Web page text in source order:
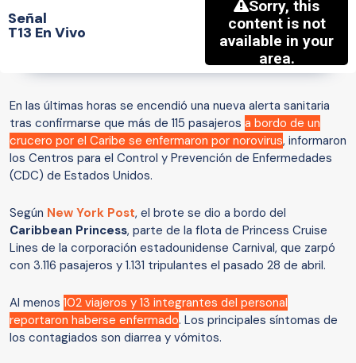
Señal
T13 En Vivo
En las últimas horas se encendió una nueva alerta sanitaria
tras confirmarse que más de 115 pasajeros a bordo de un
crucero por el Caribe se enfermaron por norovirus, informaron
los Centros para el Control y Prevención de Enfermedades
(CDC) de Estados Unidos.
Según New York Post, el brote se dio a bordo del
Caribbean Princess, parte de la flota de Princess Cruise
Lines de la corporación estadounidense Carnival, que zarpó
con 3.116 pasajeros y 1.131 tripulantes el pasado 28 de abril.
Al menos 102 viajeros y 13 integrantes del personal
reportaron haberse enfermado. Los principales síntomas de
los contagiados son diarrea y vómitos.